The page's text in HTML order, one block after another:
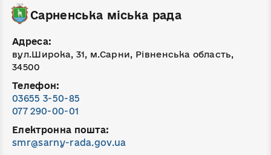
Сарненська міська рада
Адреса:
вул.Широка, 31, м.Сарни, Рівненська область,
34500
Телефон:
03655 3-50-85
077 290-00-01
Електронна пошта:
smr@sarny-rada.gov.ua